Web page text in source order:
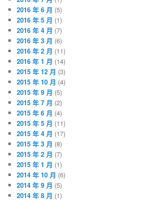
2016 年 6 月 (5)
2016 年 5 月 (1)
2016 年 4 月 (7)
2016 年 3 月 (6)
2016 年 2 月 (11)
2016 年 1 月 (14)
2015 年 12 月 (3)
2015 年 10 月 (4)
2015 年 9 月 (5)
2015 年 7 月 (2)
2015 年 6 月 (4)
2015 年 5 月 (11)
2015 年 4 月 (17)
2015 年 3 月 (8)
2015 年 2 月 (7)
2015 年 1 月 (1)
2014 年 10 月 (6)
2014 年 9 月 (5)
2014 年 8 月 (1)